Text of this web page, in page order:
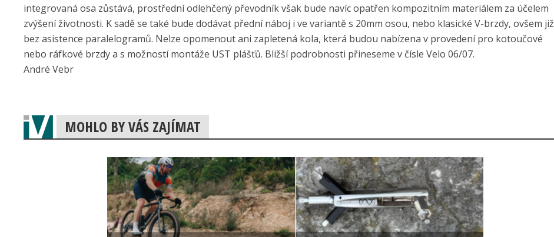
integrovaná osa zůstává, prostřední odlehčený převodník však bude navíc opatřen kompozitním materiálem za účelem
zvýšení životnosti. K sadě se také bude dodávat přední náboj i ve variantě s 20mm osou, nebo klasické V-brzdy, ovšem již
bez asistence paralelogramů. Nelze opomenout ani zapletená kola, která budou nabízena v provedení pro kotoučové
nebo ráfkové brzdy a s možností montáže UST plášťů. Bližší podrobnosti přineseme v čísle Velo 06/07.
André Vebr
MOHLO BY VÁS ZAJÍMAT